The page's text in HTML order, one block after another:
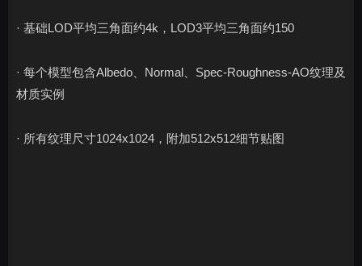
· 基础LOD平均三角面约4k，LOD3平均三角面约150
· 每个模型包含Albedo、Normal、Spec-Roughness-AO纹理及
材质实例
· 所有纹理尺寸1024x1024，附加512x512细节贴图